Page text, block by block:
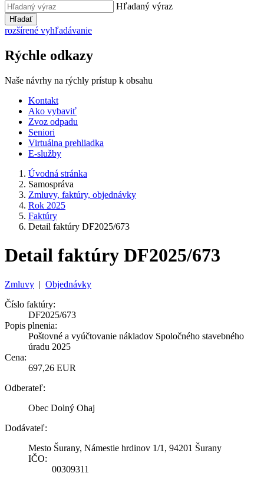
Hľadaný výraz
Hľadať
rozšírené vyhľadávanie
Rýchle odkazy
Naše návrhy na rýchly prístup k obsahu
Kontakt
Ako vybaviť
Zvoz odpadu
Seniori
Virtuálna prehliadka
E-služby
Úvodná stránka
Samospráva
Zmluvy, faktúry, objednávky
Rok 2025
Faktúry
Detail faktúry DF2025/673
Detail faktúry DF2025/673
Zmluvy | Objednávky
Číslo faktúry:
DF2025/673
Popis plnenia:
Poštovné a vyúčtovanie nákladov Spoločného stavebného
úradu 2025
Cena:
697,26 EUR
Odberateľ:
Obec Dolný Ohaj
Dodávateľ:
Mesto Šurany, Námestie hrdinov 1/1, 94201 Šurany
IČO:
00309311